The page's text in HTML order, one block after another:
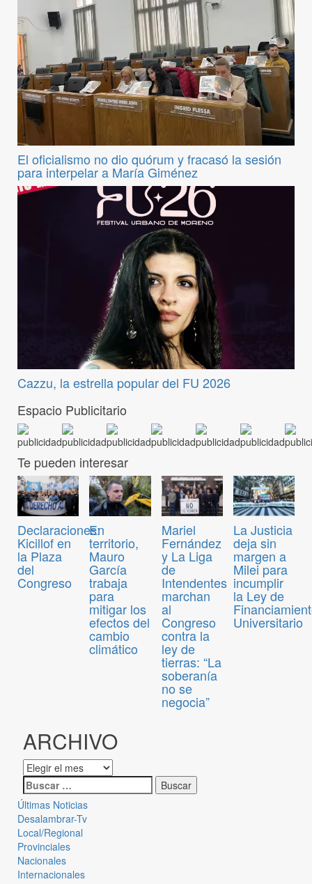
El oficialismo no dio quórum y fracasó la sesión
para interpelar a María Giménez
Cazzu, la estrella popular del FU 2026
Espacio Publicitario
Te pueden interesar
Declaraciones:
Kicillof en
la Plaza
del
Congreso
En
territorio,
Mauro
García
trabaja
para
mitigar los
efectos del
cambio
climático
Mariel
Fernández
y La Liga
de
Intendentes
marchan
al
Congreso
contra la
ley de
tierras: “La
soberanía
no se
negocia”
La Justicia
deja sin
margen a
Milei para
incumplir
la Ley de
Universitario
ARCHIVO
Últimas Noticias
Desalambrar-Tv
Local/Regional
Provinciales
Nacionales
Internacionales